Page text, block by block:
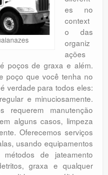
es no
context
o das
organiz
ações
poços de graxa e além.
poço que você tenha no
verdade para todos eles:
e minuciosamente.
manutenção
alguns casos, limpeza
Oferecemos serviços
usando equipamentos
de jateamento
graxa e qualquer